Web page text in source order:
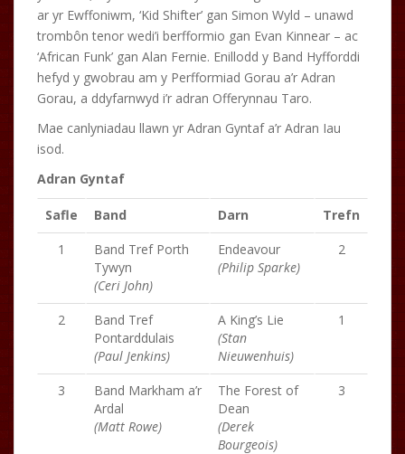
ar yr Ewffoniwm, ‘Kid Shifter’ gan Simon Wyld – unawd
trombôn tenor wedi’i berfformio gan Evan Kinnear – ac
‘African Funk’ gan Alan Fernie. Enillodd y Band Hyfforddi
hefyd y gwobrau am y Perfformiad Gorau a’r Adran
Gorau, a ddyfarnwyd i’r adran Offerynnau Taro.
Mae canlyniadau llawn yr Adran Gyntaf a’r Adran Iau
isod.
Adran Gyntaf
Safle Band Darn
Trefn
1
Band Tref Porth
Tywyn
(Ceri John)
Endeavour
(Philip Sparke)
2
2
Band Tref
Pontarddulais
(Paul Jenkins)
A King’s Lie
(Stan
Nieuwenhuis)
1
3
Band Markham a’r
Ardal
(Matt Rowe)
The Forest of
Dean
(Derek
Bourgeois)
3